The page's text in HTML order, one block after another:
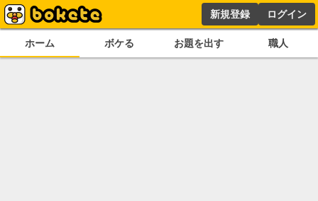
新規登録 ログイン
ホーム ボケる お題を出す 職人